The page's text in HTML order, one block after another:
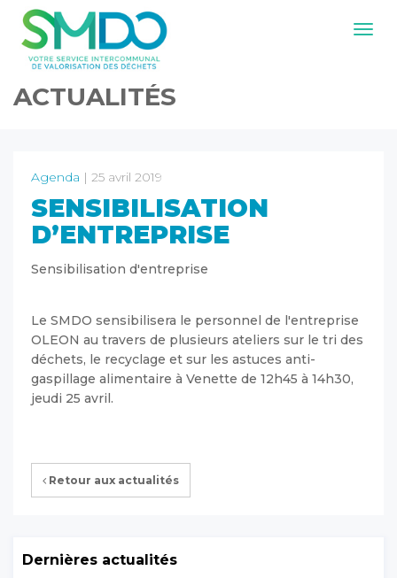
ACTUALITÉS
Agenda | 25 avril 2019
SENSIBILISATION
D’ENTREPRISE
Sensibilisation d'entreprise
Le SMDO sensibilisera le personnel de l'entreprise
OLEON au travers de plusieurs ateliers sur le tri des
déchets, le recyclage et sur les astuces anti-
gaspillage alimentaire à Venette de 12h45 à 14h30,
jeudi 25 avril.
Retour aux actualités
Dernières actualités